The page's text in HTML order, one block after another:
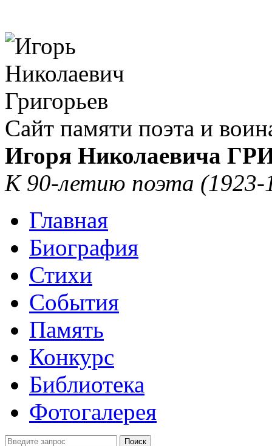
Сайт памяти поэта и
Игоря Николаевича
К 90-летию поэта (1923-
Главная
Биография
Стихи
События
Память
Конкурс
Библиотека
Фотогалерея